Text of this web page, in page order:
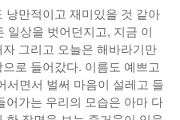
낭만적이고 재미있을 것 같아
일상을 벗어던지고, 지금 이
그리고 오늘은 해바라기만
로 들어갔다. 이름도 예쁘고
서면서 벌써 마음이 설레고 들
어가는 우리의 모습은 아마 다